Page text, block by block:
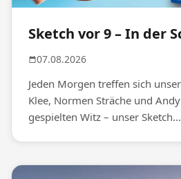
Sketch vor 9 – In der
07.08.2026
Jeden Morgen treffen sich
Klee, Normen Sträche und
gespielten Witz – unser Sketch...